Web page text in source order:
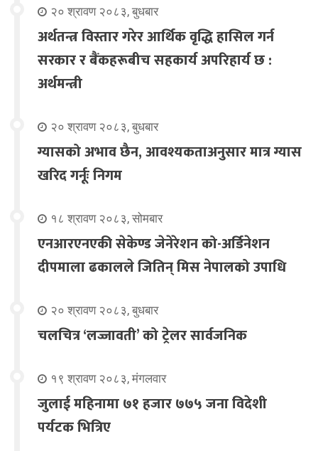
२० श्रावण २०८३, बुधबार
अर्थतन्त्र विस्तार गरेर आर्थिक वृद्धि हासिल गर्न
सरकार र बैंकहरूबीच सहकार्य अपरिहार्य छ :
अर्थमन्त्री
२० श्रावण २०८३, बुधबार
ग्यासको अभाव छैन, आवश्यकताअनुसार मात्र ग्यास
खरिद गर्नूः निगम
१८ श्रावण २०८३, सोमबार
एनआरएनएकी सेकेण्ड जेनेरेशन को-अर्डिनेशन
दीपमाला ढकालले जितिन् मिस नेपालको उपाधि
२० श्रावण २०८३, बुधबार
चलचित्र ‘लज्जावती’ को ट्रेलर सार्वजनिक
१९ श्रावण २०८३, मंगलवार
जुलाई महिनामा ७१ हजार ७७५ जना विदेशी
पर्यटक भित्रिए